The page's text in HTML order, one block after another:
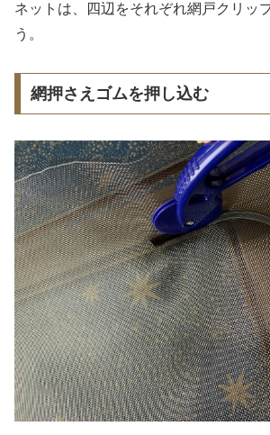
ネットは、四辺をそれぞれ網戸クリッ
う。
網押さえゴムを押し込む